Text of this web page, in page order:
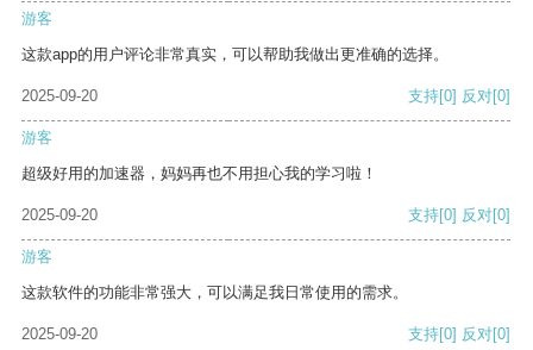
游客
这款app的用户评论非常真实，可以帮助我做出更准确的选择。
2025-09-20 支持[0] 反对[0]
游客
超级好用的加速器，妈妈再也不用担心我的学习啦！
2025-09-20 支持[0] 反对[0]
游客
这款软件的功能非常强大，可以满足我日常使用的需求。
2025-09-20 支持[0] 反对[0]